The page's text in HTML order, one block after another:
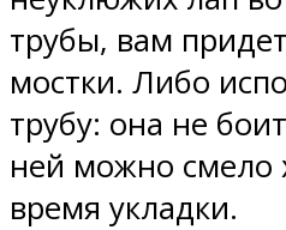
трубы, вам
мостки. Либо
трубу: она не
ней можно смело
время укладки.